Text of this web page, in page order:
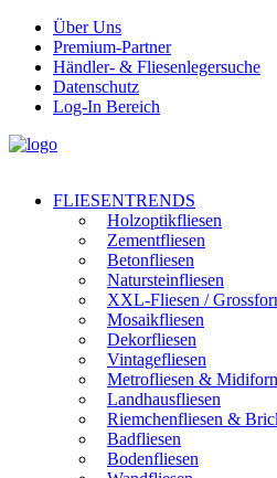
Über Uns
Premium-Partner
Händler- & Fliesenlegersuche
Datenschutz
Log-In Bereich
FLIESENTRENDS
Holzoptikfliesen
Zementfliesen
Betonfliesen
Natursteinfliesen
XXL-Fliesen /
Mosaikfliesen
Dekorfliesen
Vintagefliesen
Metrofliesen &
Landhausfliesen
Riemchenfliesen &
Badfliesen
Bodenfliesen